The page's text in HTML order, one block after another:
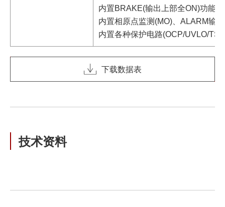
内置BRAKE(输出上部全ON)功能
内置相原点监测(MO)、ALARM输
内置各种保护电路(OCP/UVLO/
下载数据表
技术资料